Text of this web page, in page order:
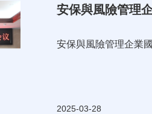
安保與風險管理
安保與風險管理企業
2025-03-28